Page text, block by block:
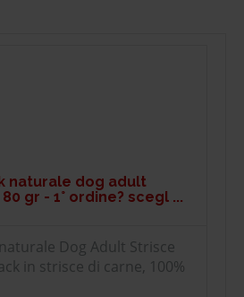
naturale dog adult
gr - 1° ordine? scegl ...
Dog Adult Strisce
in strisce di carne, 100%